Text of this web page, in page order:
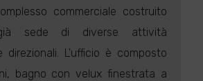
commerciale costruito
sede di diverse attività
direzionali. L'ufficio è composto
bagno con velux finestrata a